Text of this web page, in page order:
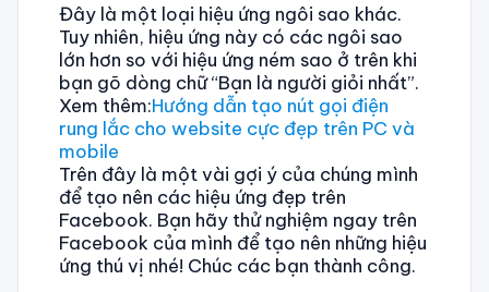
Đây là một loại hiệu ứng ngôi sao khác.
Tuy nhiên, hiệu ứng này có các ngôi sao
lớn hơn so với hiệu ứng ném sao ở trên khi
bạn gõ dòng chữ “Bạn là người giỏi nhất”.
Xem thêm:Hướng dẫn tạo nút gọi điện
rung lắc cho website cực đẹp trên PC và
mobile
Trên đây là một vài gợi ý của chúng mình
để tạo nên các hiệu ứng đẹp trên
Facebook. Bạn hãy thử nghiệm ngay trên
Facebook của mình để tạo nên những hiệu
ứng thú vị nhé! Chúc các bạn thành công.